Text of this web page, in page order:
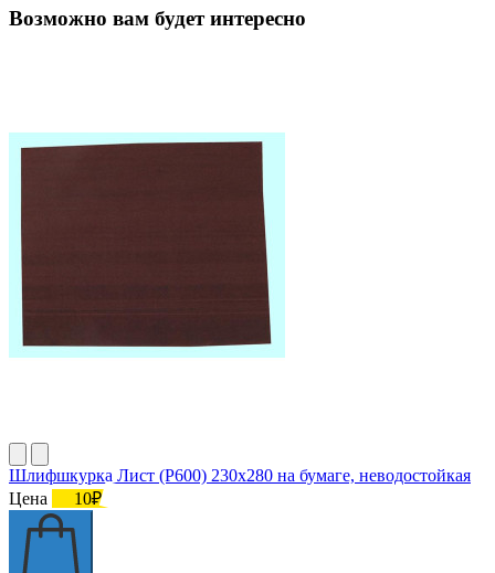
Возможно вам будет интересно
Шлифшкурка Лист (P600) 230х280 на бумаге, неводостойкая
Цена
10₽